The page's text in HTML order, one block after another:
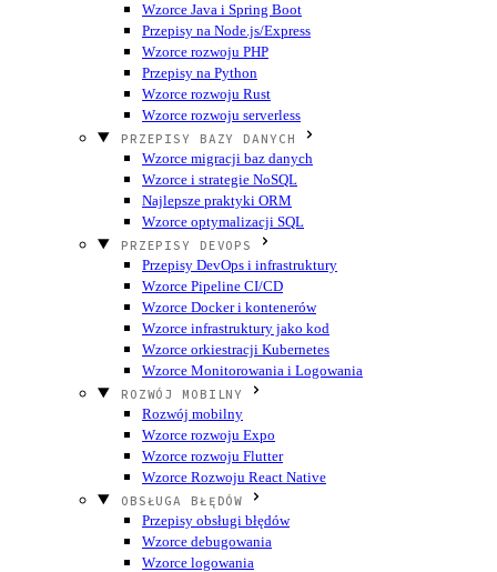
Wzorce Java i Spring Boot
Przepisy na Node.js/Express
Wzorce rozwoju PHP
Przepisy na Python
Wzorce rozwoju Rust
Wzorce rozwoju serverless
PRZEPISY BAZY DANYCH
Wzorce migracji baz danych
Wzorce i strategie NoSQL
Najlepsze praktyki ORM
Wzorce optymalizacji SQL
PRZEPISY DEVOPS
Przepisy DevOps i infrastruktury
Wzorce Pipeline CI/CD
Wzorce Docker i kontenerów
Wzorce infrastruktury jako kod
Wzorce orkiestracji Kubernetes
Wzorce Monitorowania i Logowania
ROZWÓJ MOBILNY
Rozwój mobilny
Wzorce rozwoju Expo
Wzorce rozwoju Flutter
Wzorce Rozwoju React Native
OBSŁUGA BŁĘDÓW
Przepisy obsługi błędów
Wzorce debugowania
Wzorce logowania